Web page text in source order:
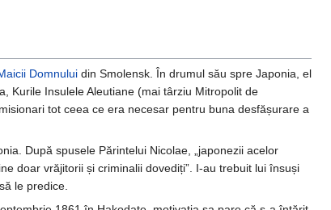
Domnului din Smolensk. În drumul său spre Japonia, el
Kurile Insulele Aleutiane (mai târziu Mitropolit de
tot ceea ce era necesar pentru buna desfășurare a
După spusele Părintelui Nicolae, „japonezii acelor
doar vrăjitorii și criminalii dovediți”. I-au trebuit lui însuși
le predice.